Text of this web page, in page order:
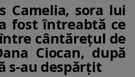
Camelia, sora lui
fost întreabtă ce
cântărețul de
Ciocan, după
s-au despărțit